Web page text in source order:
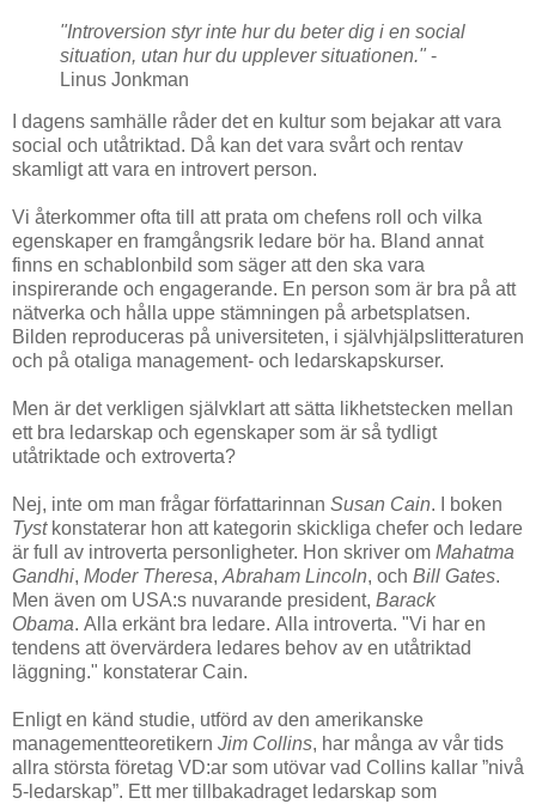
"Introversion styr inte hur du beter dig i en social
situation, utan hur du upplever situationen." -
Linus Jonkman
I dagens samhälle råder det en kultur som bejakar att vara
social och utåtriktad. Då kan det vara svårt och rentav
skamligt att vara en introvert person.
Vi återkommer ofta till att prata om chefens roll och vilka
egenskaper en framgångsrik ledare bör ha. Bland annat
finns en schablonbild som säger att den ska vara
inspirerande och engagerande. En person som är bra på att
nätverka och hålla uppe stämningen på arbetsplatsen.
Bilden reproduceras på universiteten, i självhjälpslitteraturen
och på otaliga management- och ledarskapskurser.
Men är det verkligen självklart att sätta likhetstecken mellan
ett bra ledarskap och egenskaper som är så tydligt
utåtriktade och extroverta?
Nej, inte om man frågar författarinnan Susan Cain. I boken
Tystkonstaterar hon att kategorin skickliga chefer och ledare
är full av introverta personligheter. Hon skriver om Mahatma
Gandhi, Moder Theresa,Abraham Lincoln, och Bill Gates.
Men även om USA:s nuvarande president, Barack
Obama. Alla erkänt bra ledare. Alla introverta. "Vi har en
tendens att övervärdera ledares behov av en utåtriktad
läggning." konstaterar Cain.
Enligt en känd studie, utförd av den amerikanske
managementteoretikern Jim Collins, har många av vår tids
allra största företag VD:ar som utövar vad Collins kallar ”nivå
5-ledarskap”. Ett mer tillbakadraget ledarskap som